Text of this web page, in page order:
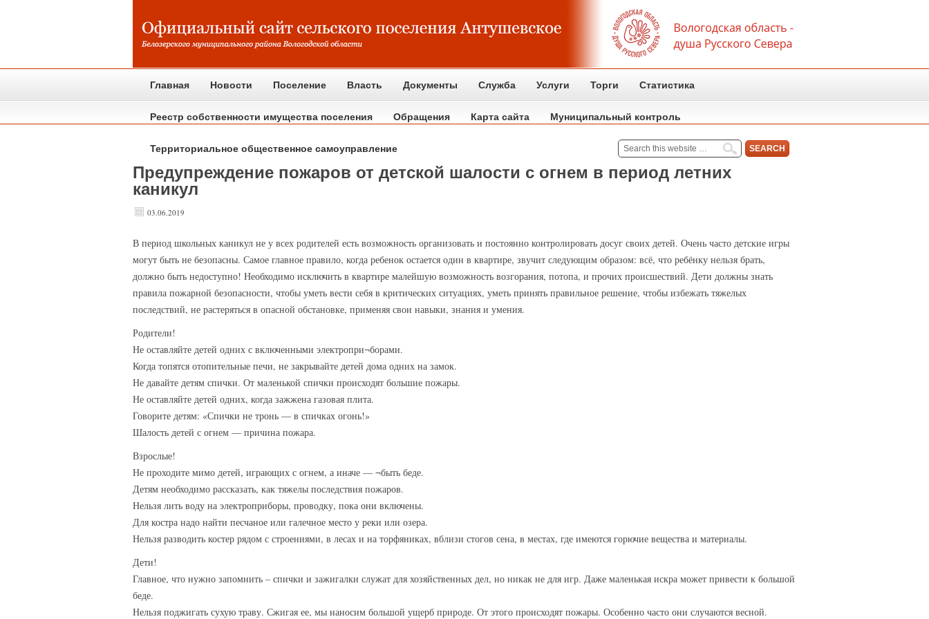
Главная Новости Поселение Власть Документы Служба Услуги Торги Статистика
Реестр собственности имущества поселения Обращения Карта сайта Муниципальный контроль
Территориальное общественное самоуправление
Предупреждение пожаров от детской шалости с огнем в период летних
каникул
03.06.2019
В период школьных каникул не у всех родителей есть возможность организовать и постоянно контролировать досуг своих детей. Очень часто детские игры
могут быть не безопасны. Самое главное правило, когда ребенок остается один в квартире, звучит следующим образом: всё, что ребёнку нельзя брать,
должно быть недоступно! Необходимо исключить в квартире малейшую возможность возгорания, потопа, и прочих происшествий. Дети должны знать
правила пожарной безопасности, чтобы уметь вести себя в критических ситуациях, уметь принять правильное решение, чтобы избежать тяжелых
последствий, не растеряться в опасной обстановке, применяя свои навыки, знания и умения.
Родители!
Не оставляйте детей одних с включенными электропри¬борами.
Когда топятся отопительные печи, не закрывайте детей дома одних на замок.
Не давайте детям спички. От маленькой спички происходят большие пожары.
Не оставляйте детей одних, когда зажжена газовая плита.
Говорите детям: «Спички не тронь — в спичках огонь!»
Шалость детей с огнем — причина пожара.
Взрослые!
Не проходите мимо детей, играющих с огнем, а иначе — ¬быть беде.
Детям необходимо рассказать, как тяжелы последствия пожаров.
Нельзя лить воду на электроприборы, проводку, пока они включены.
Для костра надо найти песчаное или галечное место у реки или озера.
Нельзя разводить костер рядом с строениями, в лесах и на торфяниках, вблизи стогов сена, в местах, где имеются горючие вещества и материалы.
Дети!
Главное, что нужно запомнить – спички и зажигалки служат для хозяйственных дел, но никак не для игр. Даже маленькая искра может привести к большой
беде.
Нельзя поджигать сухую траву. Сжигая ее, мы наносим большой ущерб природе. От этого происходят пожары. Особенно часто они случаются весной.